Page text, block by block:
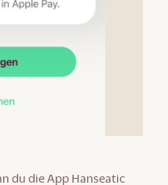
du die App Hanseatic